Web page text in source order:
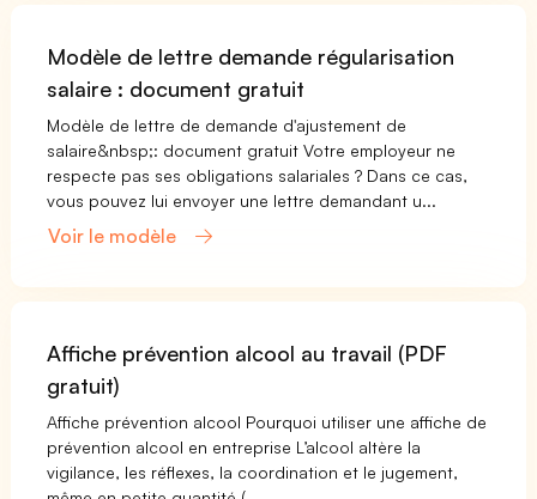
Modèle de lettre demande régularisation
salaire : document gratuit
Modèle de lettre de demande d'ajustement de
salaire&nbsp;: document gratuit Votre employeur ne
respecte pas ses obligations salariales ? Dans ce cas,
vous pouvez lui envoyer une lettre demandant u...
Voir le modèle
Affiche prévention alcool au travail (PDF
gratuit)
Affiche prévention alcool Pourquoi utiliser une affiche de
prévention alcool en entreprise L’alcool altère la
vigilance, les réflexes, la coordination et le jugement,